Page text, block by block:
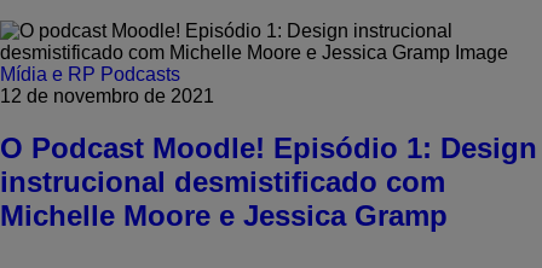
Mídia e RP Podcasts
12 de novembro de 2021
O Podcast Moodle! Episódio 1: Design
instrucional desmistificado com
Michelle Moore e Jessica Gramp